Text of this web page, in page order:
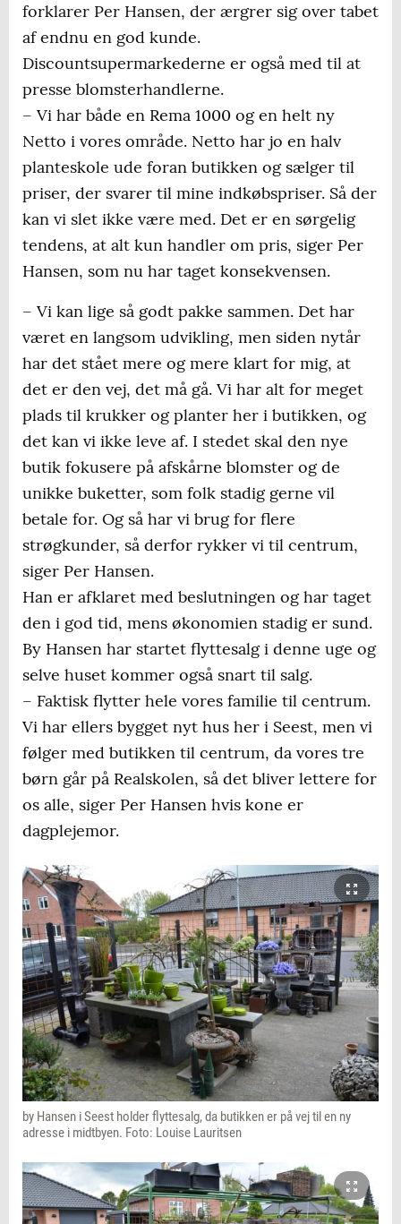
forklarer Per Hansen, der ærgrer sig over tabet
af endnu en god kunde.
Discountsupermarkederne er også med til at
presse blomsterhandlerne.
– Vi har både en Rema 1000 og en helt ny
Netto i vores område. Netto har jo en halv
planteskole ude foran butikken og sælger til
priser, der svarer til mine indkøbspriser. Så der
kan vi slet ikke være med. Det er en sørgelig
tendens, at alt kun handler om pris, siger Per
Hansen, som nu har taget konsekvensen.
– Vi kan lige så godt pakke sammen. Det har
været en langsom udvikling, men siden nytår
har det stået mere og mere klart for mig, at
det er den vej, det må gå. Vi har alt for meget
plads til krukker og planter her i butikken, og
det kan vi ikke leve af. I stedet skal den nye
butik fokusere på afskårne blomster og de
unikke buketter, som folk stadig gerne vil
betale for. Og så har vi brug for flere
strøgkunder, så derfor rykker vi til centrum,
siger Per Hansen.
Han er afklaret med beslutningen og har taget
den i god tid, mens økonomien stadig er sund.
By Hansen har startet flyttesalg i denne uge og
selve huset kommer også snart til salg.
– Faktisk flytter hele vores familie til centrum.
Vi har ellers bygget nyt hus her i Seest, men vi
følger med butikken til centrum, da vores tre
børn går på Realskolen, så det bliver lettere for
os alle, siger Per Hansen hvis kone er
dagplejemor.
by Hansen i Seest holder flyttesalg, da butikken er på vej til en ny
adresse i midtbyen. Foto: Louise Lauritsen